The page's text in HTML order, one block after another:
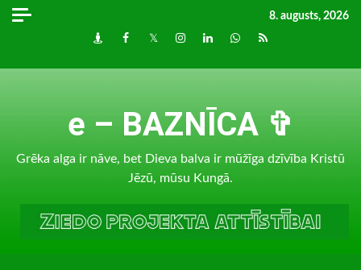
Skip
8. augusts, 2026
DraugiemFacebook
TwitterInstagram
LinkedInwhatsapp
RSS
e – BAZNĪCA ✞
Grēka alga ir nāve, bet Dieva balva ir mūžīga dzīvība Kristū
Jēzū, mūsu Kungā.